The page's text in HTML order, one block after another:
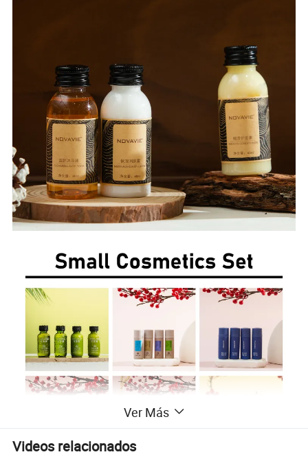
Ver Más
Videos relacionados